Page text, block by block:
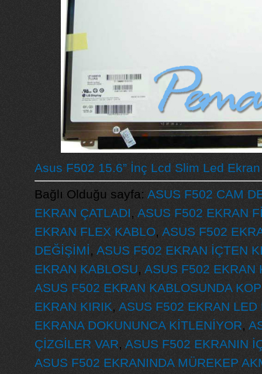
Asus F502 15.6” İnç Lcd Slim Led
Bağlı Olduğu sayfa: ASUS F502 CAM
EKRAN ÇATLADI, ASUS F502 EKRAN
EKRAN FLEX KABLO, ASUS F502
DEĞİŞİMİ, ASUS F502 EKRAN İÇTEN
EKRAN KABLOSU, ASUS F502 EKRAN
ASUS F502 EKRAN KABLOSUNDA
EKRAN KIRIK, ASUS F502 EKRAN LED
EKRANA DOKUNUNCA KİTLENİYOR,
ÇİZGİLER VAR, ASUS F502 EKRANIN
ASUS F502 EKRANINDA MÜREKEP